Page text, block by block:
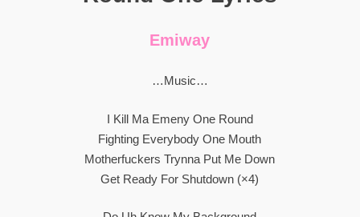
Emiway
…Music…
I Kill Ma Emeny One Round
Fighting Everybody One Mouth
Motherfuckers Trynna Put Me Down
Get Ready For Shutdown (×4)